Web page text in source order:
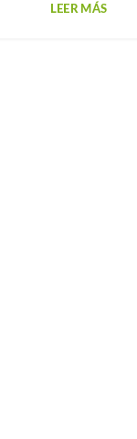
LEER MÁS